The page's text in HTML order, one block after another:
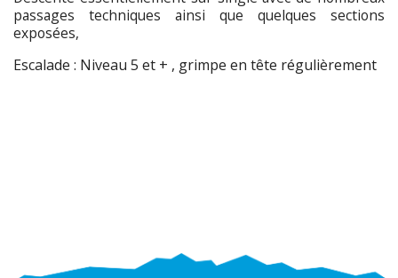
passages techniques ainsi que quelques sections
exposées,
Escalade : Niveau 5 et + , grimpe en tête régulièrement